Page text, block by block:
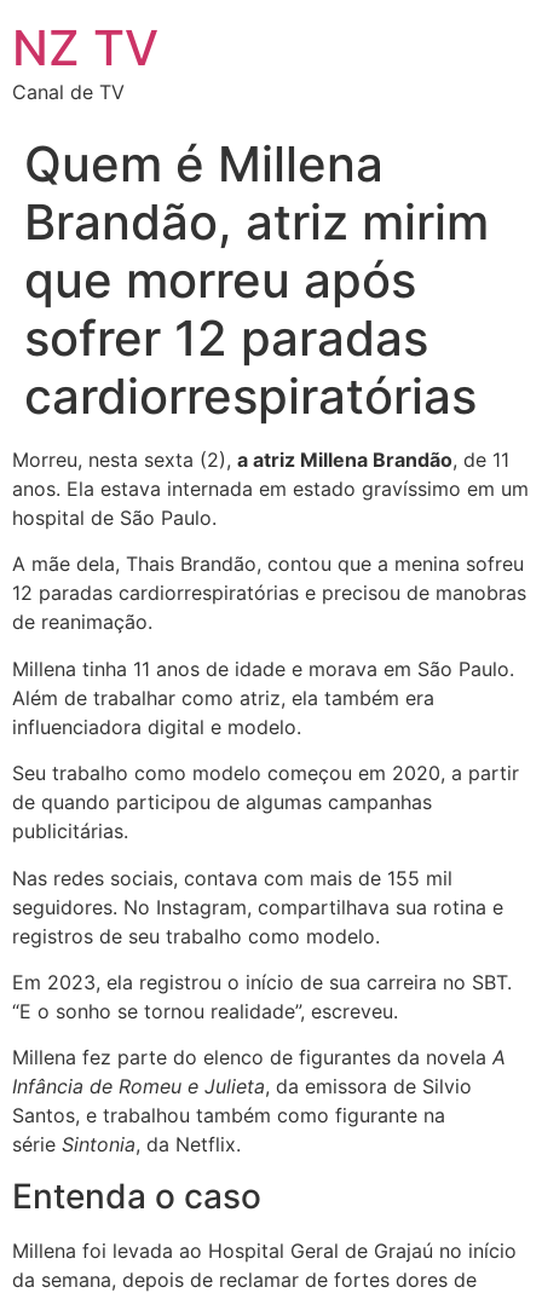
NZ TV
Canal de TV
Quem é Millena
Brandão, atriz mirim
que morreu após
sofrer 12 paradas
cardiorrespiratórias
Morreu, nesta sexta (2), a atriz Millena Brandão, de 11
anos. Ela estava internada em estado gravíssimo em um
hospital de São Paulo.
A mãe dela, Thais Brandão, contou que a menina sofreu
12 paradas cardiorrespiratórias e precisou de manobras
de reanimação.
Millena tinha 11 anos de idade e morava em São Paulo.
Além de trabalhar como atriz, ela também era
influenciadora digital e modelo.
Seu trabalho como modelo começou em 2020, a partir
de quando participou de algumas campanhas
publicitárias.
Nas redes sociais, contava com mais de 155 mil
seguidores. No Instagram, compartilhava sua rotina e
registros de seu trabalho como modelo.
Em 2023, ela registrou o início de sua carreira no SBT.
“E o sonho se tornou realidade”, escreveu.
Millena fez parte do elenco de figurantes da novela A
Infância de Romeu e Julieta, da emissora de Silvio
Santos, e trabalhou também como figurante na
série Sintonia, da Netflix.
Entenda o caso
Millena foi levada ao Hospital Geral de Grajaú no início
da semana, depois de reclamar de fortes dores de